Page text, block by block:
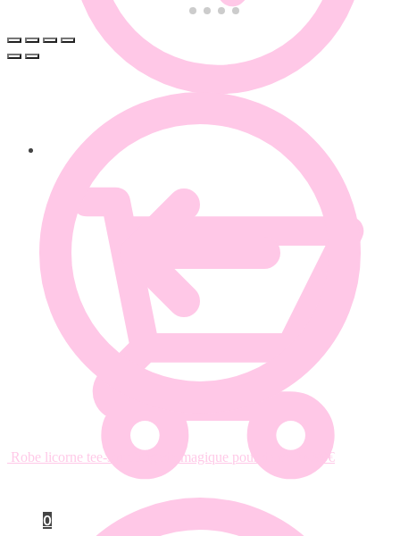
€
0
Robe licorne tee-shirt brigade magique pour dame 24.90€